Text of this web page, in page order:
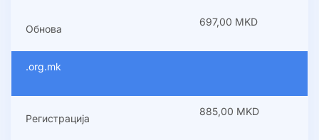
Обнова
697,00 MKD
.org.mk
Регистрација
885,00 MKD